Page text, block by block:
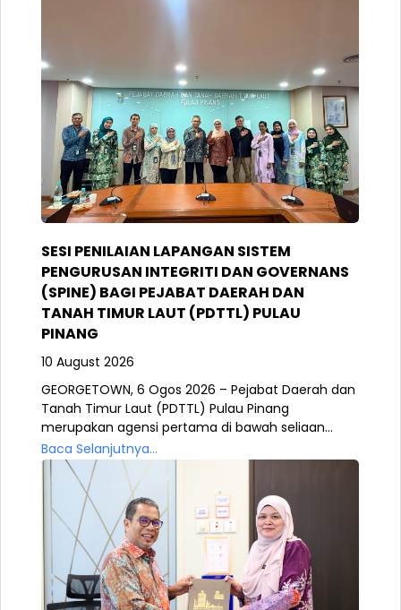
SESI PENILAIAN LAPANGAN SISTEM
PENGURUSAN INTEGRITI DAN GOVERNANS
(SPINE) BAGI PEJABAT DAERAH DAN
TANAH TIMUR LAUT (PDTTL) PULAU
PINANG
10 August 2026
GEORGETOWN, 6 Ogos 2026 – Pejabat Daerah dan
Tanah Timur Laut (PDTTL) Pulau Pinang
merupakan agensi pertama di bawah seliaan...
Baca Selanjutnya...